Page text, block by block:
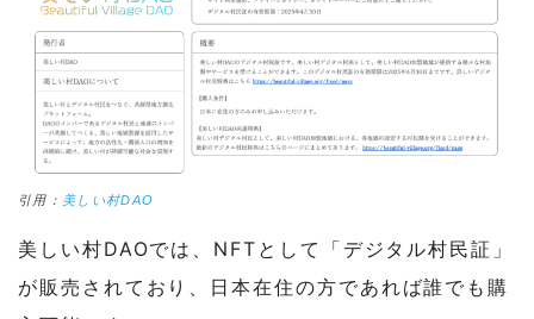
引用： 美しい村DAO
美しい村DAOでは、NFTとして「デジタル村民証」
が販売されており、日本在住の方であれば誰でも購